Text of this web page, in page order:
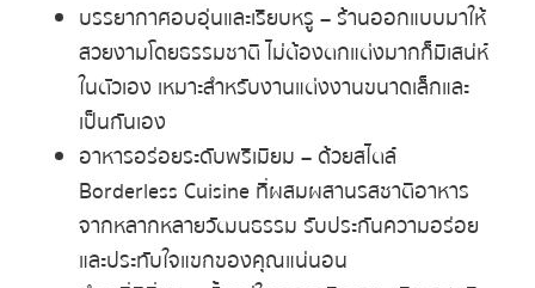
บรรยากาศอบอุ่นและเรียบหรู – ร้านออกแบบมาให้
สวยงามโดยธรรมชาติ ไม่ต้องตกแต่งมากก็มีเสน่ห์
ในตัวเอง เหมาะสำหรับงานแต่งงานขนาดเล็กและ
เป็นกันเอง
อาหารอร่อยระดับพรีเมียม – ด้วยสไตล์
Borderless Cuisine ที่ผสมผสานรสชาติอาหาร
จากหลากหลายวัฒนธรรม รับประกันความอร่อย
และประทับใจแขกของคุณแน่นอน